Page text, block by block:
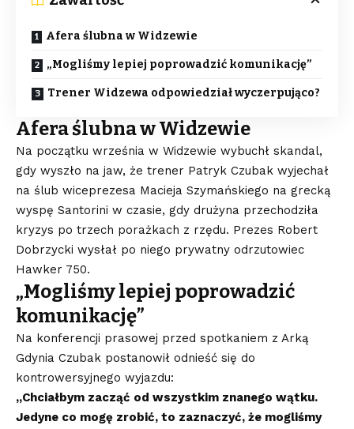
Afera ślubna w Widzewie
„Mogliśmy lepiej poprowadzić komunikację”
Trener Widzewa odpowiedział wyczerpująco?
Afera ślubna w Widzewie
Na początku września w Widzewie wybuchł skandal,
gdy wyszło na jaw, że trener Patryk Czubak wyjechał
na ślub wiceprezesa Macieja Szymańskiego na grecką
wyspę Santorini w czasie, gdy drużyna przechodziła
kryzys po trzech porażkach z rzędu. Prezes Robert
Dobrzycki wysłał po niego prywatny odrzutowiec
Hawker 750.
„Mogliśmy lepiej poprowadzić
komunikację”
Na konferencji prasowej przed spotkaniem z Arką
Gdynia Czubak postanowił odnieść się do
kontrowersyjnego wyjazdu:
„Chciałbym zacząć od wszystkim znanego wątku.
Jedyne co mogę zrobić, to zaznaczyć, że mogliśmy